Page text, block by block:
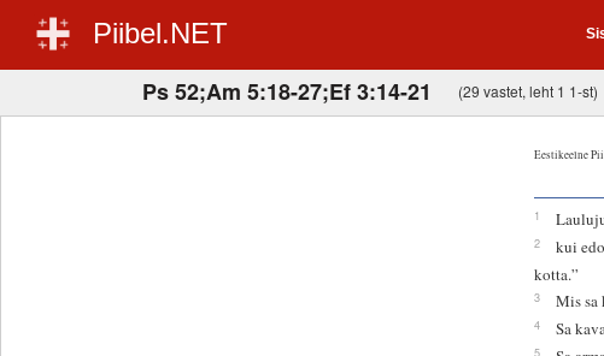
Piibel.NET
Ps 52;Am 5:18-27;Ef 3:14-21 (29 vastet, leht 1 1-st)
Eestikeelne
1
2
kui
kotta.”
3 Mis sa
4 Sa
5